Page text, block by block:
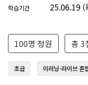
학습기간 25.06.19 (
100명 정원 총 3
초급 이러닝·라이브 혼